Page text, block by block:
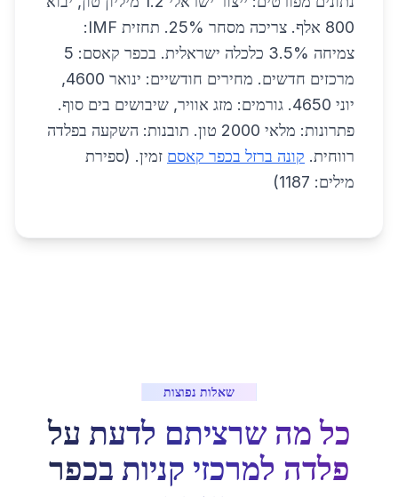
800 אלף. צריכה מסחר 25%. תחזית IMF:
צמיחה 3.5% כלכלה ישראלית. בכפר קאסם: 5
מרכזים חדשים. מחירים חודשיים: ינואר 4600,
יוני 4650. גורמים: מזג אוויר, שיבושים בים סוף.
פתרונות: מלאי 2000 טון. תובנות: השקעה בפלדה
רווחית. קונה ברזל בכפר קאסם זמין. (ספירת
מילים: 1187)
שאלות נפוצות
כל מה שרציתם לדעת על
פלדה למרכזי קניות בכפר